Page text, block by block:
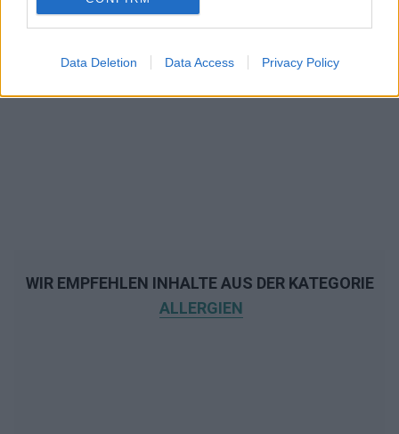
Data Deletion Data Access Privacy Policy
WIR EMPFEHLEN INHALTE AUS DER KATEGORIE
ALLERGIEN